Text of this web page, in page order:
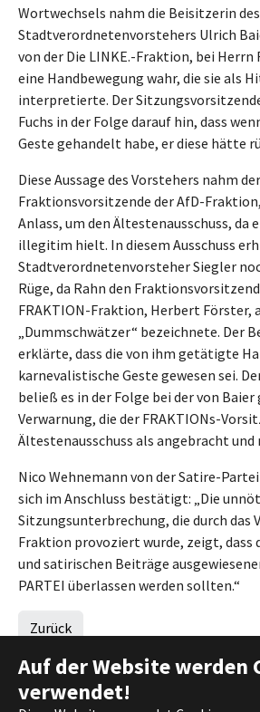
Auf der Website werden
verwendet!
Wortwechsels nahm die Beisitzerin
Stadtverordnetenvorstehers Ulrich
von der Die LINKE.-Fraktion, bei Herrn
eine Handbewegung wahr, die sie als
interpretierte. Der
Fuchs in der Folge darauf hin, dass
Geste gehandelt habe, er diese hätte
Diese Aussage des Vorstehers nahm der
Fraktionsvorsitzende der AfD-
Anlass, um den Ältestenausschuss, da
illegitim hielt. In diesem Ausschuss
Stadtverordnetenvorsteher Siegler
Rüge, da Rahn den
FRAKTION-Fraktion, Herbert Förster,
„Dummschwätzer“ bezeichnete. Der
erklärte, dass die von ihm getätigte
karnevalistische Geste gewesen sei.
beließ es in der Folge bei der von
Verwarnung, die der FRAKTIONs-
Ältestenausschuss als angebracht
Nico Wehnemann von der Satire-Partei
sich im Anschluss bestätigt: „Die
Sitzungsunterbrechung, die durch das
Fraktion provoziert wurde, zeigt, dass
und satirischen Beiträge
PARTEI überlassen werden sollten.“
Zurück